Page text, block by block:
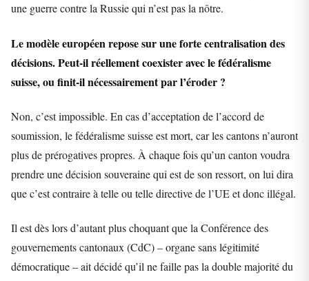
une guerre contre la Russie qui n’est pas la nôtre.
Le modèle européen repose sur une forte centralisation des
décisions. Peut-il réellement coexister avec le fédéralisme
suisse, ou finit-il nécessairement par l’éroder ?
Non, c’est impossible. En cas d’acceptation de l’accord de
soumission, le fédéralisme suisse est mort, car les cantons n’auront
plus de prérogatives propres. À chaque fois qu’un canton voudra
prendre une décision souveraine qui est de son ressort, on lui dira
que c’est contraire à telle ou telle directive de l’UE et donc illégal.
Il est dès lors d’autant plus choquant que la Conférence des
gouvernements cantonaux (CdC) – organe sans légitimité
démocratique – ait décidé qu’il ne faille pas la double majorité du